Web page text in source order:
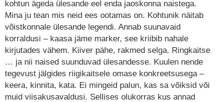
kohtun ägeda ülesande eel enda jaoskonna naistega.
Mina ju tean mis neid ees ootamas on. Kohtunik näitab
võistkonnale ülesande legendi. Annab suunavaid
korraldusi – kaasa jäme marker, see kriibib nahale
kirjutades vähem. Kiiver pähe, rakmed selga. Ringkaitse
… ja nii naised suunduvad ülesandesse. Kuulen nende
tegevust jälgides riigikaitsele omase konkreetsusega –
keera, kinnita, kata. Ei mingeid palun, kas sa võiksid või
muid viisakusavaldusi. Sellises olukorras kus annad